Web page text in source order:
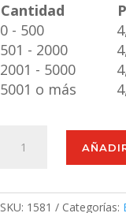
Cantidad
0 - 500
501 - 2000
2001 - 5000
5001 o más
Multifunción
SKU: 1581 Categorías: